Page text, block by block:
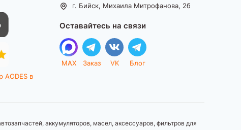
AODES в
г. Бийск, Михаила Митрофанова, 2б
Оставайтесь на связи
MAX Заказ VK Блог
аккумуляторов, масел, аксессуаров, фильтров для